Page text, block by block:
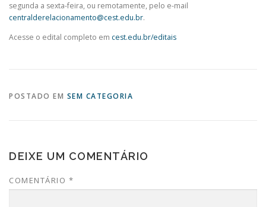
segunda a sexta-feira, ou remotamente, pelo e-mail
centralderelacionamento@cest.edu.br.
Acesse o edital completo em cest.edu.br/editais
POSTADO EM SEM CATEGORIA
DEIXE UM COMENTÁRIO
COMENTÁRIO *